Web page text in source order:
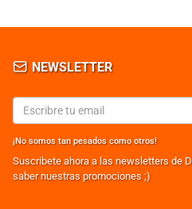
NEWSLETTER
¡No somos tan pesados como otros!
Suscribete ahora a las newsletters de
saber nuestras promociones ;)